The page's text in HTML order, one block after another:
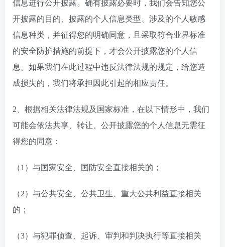
信息进行公开披露。确有披露必要时，我们会告知您公
开披露的目的、披露的个人信息类型、涉及的个人敏感
信息种类，并征得您的明确同意，且采取符合业界标准
的安全防护措施的前提下，才会公开披露您的个人信
息。如果我们在此过程中违反法律法规的规定，给您造
成损失的，我们将承担因此引起的相应责任。
2、根据相关法律法规及国家标准，在以下情形中，我们
可能会依法共享、转让、公开披露您的个人信息无需征
得您的同意：
（1）与国家安全、国防安全直接相关的；
（2）与公共安全、公共卫生、重大公共利益直接相关
的；
（3）与犯罪侦查、起诉、审判和判决执行等直接相关